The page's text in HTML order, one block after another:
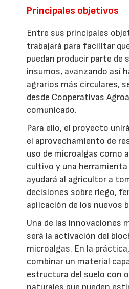
Principales objetivos
Entre sus principales
trabajará para facilitar
puedan producir parte de
insumos, avanzando así
agrarios más circulares,
desde Cooperativas
comunicado.
Para ello, el proyecto
el aprovechamiento de
uso de microalgas como
cultivo y una
ayudará al agricultor a
decisiones sobre riego,
aplicación de los nuevos
Una de las innovaciones
será la activación del
microalgas. En la
combinar un material
estructura del suelo con